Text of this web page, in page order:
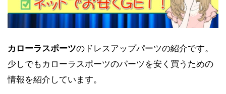
カローラスポーツのドレスアップパーツの紹介です。
少しでもカローラスポーツのパーツを安く買うための
情報を紹介しています。